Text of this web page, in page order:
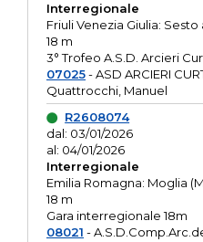
Interregionale
Friuli Venezia Giulia: Sesto
18 m
3° Trofeo A.S.D. Arcieri
07025- ASD ARCIERI
Quattrocchi, Manuel
R2608074
dal: 03/01/2026
al: 04/01/2026
Interregionale
Emilia Romagna: Moglia
18 m
Gara interregionale 18m
08021 -